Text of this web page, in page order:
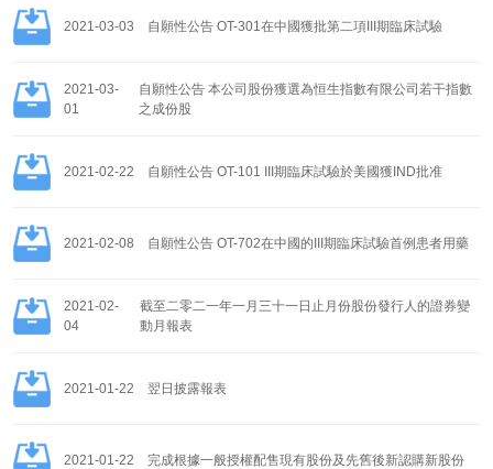
2021-03-03 自願性公告 OT-301在中國獲批第二項III期臨床試驗
2021-03-
01
自願性公告 本公司股份獲選為恒生指數有限公司若干指數
之成份股
2021-02-22 自願性公告 OT-101 III期臨床試驗於美國獲IND批准
2021-02-08 自願性公告 OT-702在中國的III期臨床試驗首例患者用藥
2021-02-
04
截至二零二一年一月三十一日止月份股份發行人的證券變
動月報表
2021-01-22 翌日披露報表
2021-01-22 完成根據一般授權配售現有股份及先舊後新認購新股份